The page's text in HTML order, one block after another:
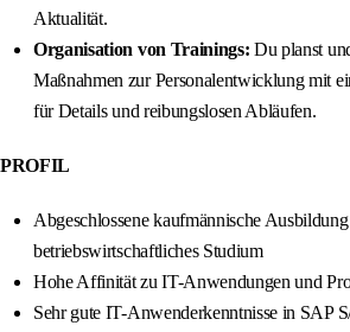
Aktualität.
Organisation von Trainings: Du planst
Maßnahmen zur Personalentwicklung mit
für Details und reibungslosen Abläufen.
PROFIL
Abgeschlossene kaufmännische
betriebswirtschaftliches Studium
Hohe Affinität zu IT-Anwendungen und
Sehr gute IT-Anwenderkenntnisse in SAP